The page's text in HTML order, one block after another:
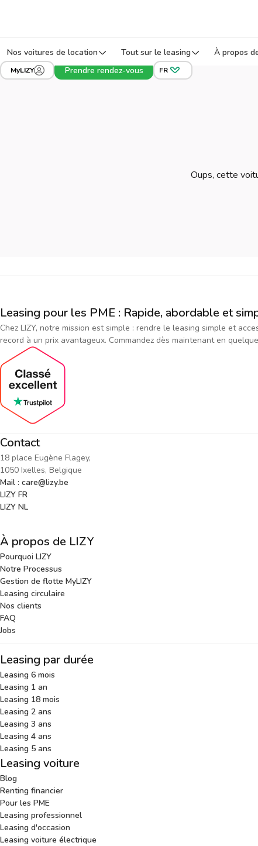
Nos voitures de location Tout sur le leasing À propos
MyLIZY Prendre rendez-vous FR
Oups, cette
Leasing pour les PME : Rapide, abordable et
Chez LIZY, notre mission est simple : rendre le leasing simple et
record à un prix avantageux. Commandez dès maintenant en
Contact
18 place Eugène Flagey,
1050 Ixelles, Belgique
Mail : care@lizy.be
LIZY FR
LIZY NL
À propos de LIZY
Pourquoi LIZY
Notre Processus
Gestion de flotte MyLIZY
Leasing circulaire
Nos clients
FAQ
Jobs
Leasing par durée
Leasing 6 mois
Leasing 1 an
Leasing 18 mois
Leasing 2 ans
Leasing 3 ans
Leasing 4 ans
Leasing 5 ans
Leasing voiture
Blog
Renting financier
Pour les PME
Leasing professionnel
Leasing d'occasion
Leasing voiture électrique